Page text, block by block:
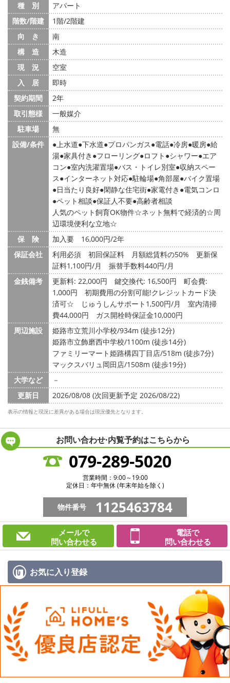
種 別
アパート
階数/階建
1階/2階建
向 き
南
構 造
木造
現 況
空室
入 居
即時
契約期間
2年
取引態様
一般媒介
駐車場
無
設備/条件
上水道 下水道 プロパンガス 電話 冷房 暖房 給
湯 家具付き フローリング ロフト シャワー エア
コン 室内洗濯置場 バス・トイレ別室 収納スペー
ス インターネット対応 駐輪場 角部屋 バイク置場
日当たり良好 閑静な住宅街 家電付き
電気コンロ
ペット相談 保証人不要 高齢者相談
人気のペット飼育OK物件☆ネット無料で経済的☆周
辺環境便利な立地☆
保 険
加入要 16,000円/2年
保証会社
利用必須 初回保証料 月額総賃料の50% 更新保
証料1,100円/月 振替手数料440円/月
金銭備考
更新料: 22,000円 鍵交換代: 16,500円
町会費:
1,000円
初期費用の分割可能!クレジットカード決
済可☆ じゅうしんサポート1,500円/月 室内清掃
費44,000円 ガス開栓時保証金10,000円
周辺施設
姫路市立荒川小学校/934m (徒歩12分)
姫路市立飾磨西中学校/1100m (徒歩14分)
ファミリーマート姫路構四丁目店/518m (徒歩7分)
マックスバリュ岡田店/1508m (徒歩19分)
大学など
－
更新日
2026/08/08 (次回更新予定 2026/08/22)
表示の情報と現況に差異がある場合は現況優先となります。
お問い合わせ·内覧予約はこちらから
079-289-5020
営業時間：9:00～19:00
定休日：年中無休 (年末年始を除く)
物件番号 1125463784
メールで
問い合わせる
電話で
問い合わせる
お気に入り登録